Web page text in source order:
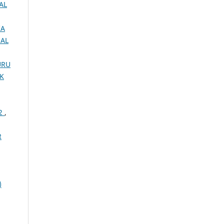
,